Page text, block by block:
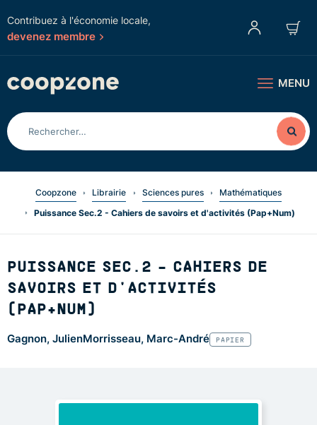
Contribuez à l'économie locale,
devenez membre
MENU
Coopzone Librairie Sciences pures
Mathématiques
Puissance Sec.2 - Cahiers de savoirs et d'activités (Pap+Num)
PUISSANCE SEC.2 - CAHIERS DE
SAVOIRS ET D'ACTIVITÉS
(PAP+NUM)
Gagnon, JulienMorrisseau, Marc-André PAPIER